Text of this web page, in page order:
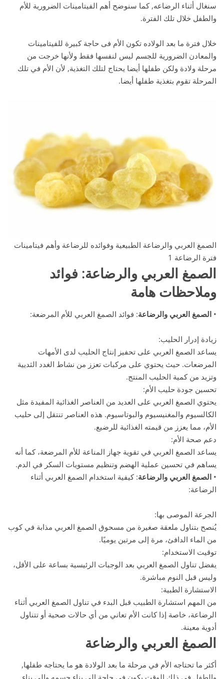
سنغال أثناء الرضاعه, كما سنوضح أهم الفيتامينات الضرورية للأم
والطفل خلال تلك الفترة.
خلال فترة ما بعد الولاده تكون الأم فى حاجة كبيرة للفيتامينات
والمعادن الضرورية للجسم ليس لنفسها فقط ولأنها خرجت من
مرحلة ولادة ولكن طفلها أيضا يحتاج لتلك التغذية, لأن الأم في تلك
المرحلة تقوم بتغذية طفلها أيضا.
الصمغ العربي والرضاعة الطبيعية وفوائده للرضاعة وأهم فيتامينات
فترة الرضاعة 1
الصمغ العربي والرضاعة: فوائد
وملاحظات هامة
• الصمغ العربي والرضاعة: فوائد الصمغ العربي للأم المرضعة:
زيادة إدرار الحليب:
يساعد الصمغ العربي على تحفيز إنتاج الحليب لدى الأمهات
المرضعات. حيث يحتوي على مركبات تعزز من نشاط الغدد الثديية
وتزيد من كمية الحليب المنتج.
تحسين جودة حليب الأم:
يحتوي الصمغ العربي على العديد من العناصر الغذائية المفيدة مثل
الكالسيوم والمغنيسيوم والبوتاسيوم. هذه العناصر تنتقل إلى حليب
الأم، مما يعزز من قيمته الغذائية للرضيع.
دعم صحة الأم:
يساعد الصمغ العربي في تقوية جهاز المناعة للأم المرضعة، كما أنه
يساهم في تحسين عملية الهضم وتنظيم مستويات السكر في الدم.
• الصمغ العربي والرضاعة: كيفية استخدام الصمغ العربي أثناء
الرضاعة:
الجرعة الموصى بها:
يُنصح بتناول ملعقة صغيرة من مسحوق الصمغ العربي مذابة في كوب
من الماء الدافئ، مرة إلى مرتين يوميًا.
توقيت الاستخدام:
يفضل تناول الصمغ العربي بعد الوجبات الرئيسية بساعة على الأقل،
وليس قبل النوم مباشرة.
الاستشارة الطبية:
من المهم استشارة الطبيب قبل البدء في تناول الصمغ العربي أثناء
الرضاعة، خاصة إذا كانت الأم تعاني من أي حالات صحية أو تتناول
أدوية معينة.
الصمغ العربي والرضاعة
أكثر ما تحتاجه الأم في مرحلة ما بعد الولادة هو ما يحتاجه طفلها,